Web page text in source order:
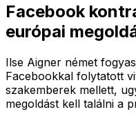
Facebook
európai
Ilse Aigner német
Facebookkal folytatott
szakemberek mellett,
megoldást kell találni a